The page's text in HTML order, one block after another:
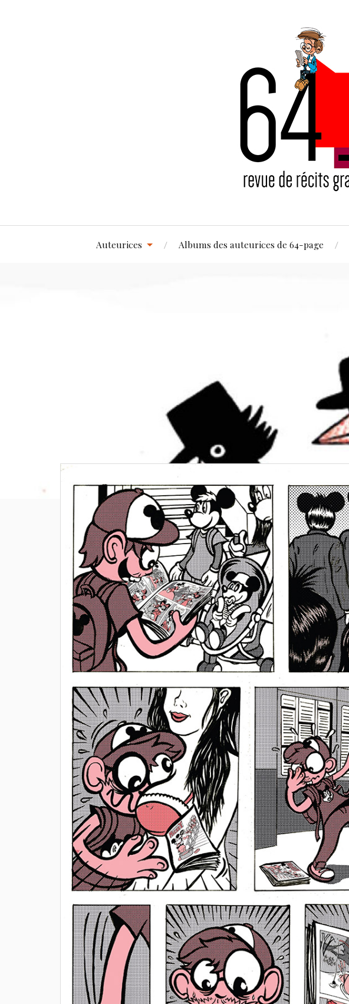
Auteurices Albums des auteurices de 64-page